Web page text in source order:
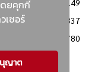
ยคุกกี้
เซอร์
ญาต
1149
837
780